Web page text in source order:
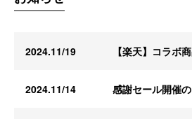
2024.11/19 【楽天】コラボ
2024.11/14 感謝セール開催